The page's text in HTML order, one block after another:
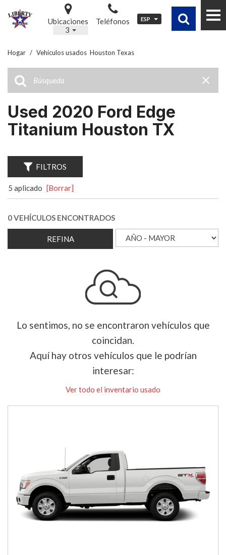
Ubicaciones
3
Teléfonos ESP
Hogar / Vehículos usados ​ Houston Texas
Used 2020 Ford Edge
Titanium Houston TX
FILTROS
5 aplicado [Borrar]
0 VEHÍCULOS ENCONTRADOS
REFINA
Lo sentimos, no se encontraron vehículos que
coincidan.
Aquí hay otros vehículos que le podrían
interesar:
Ver todo el inventario usado